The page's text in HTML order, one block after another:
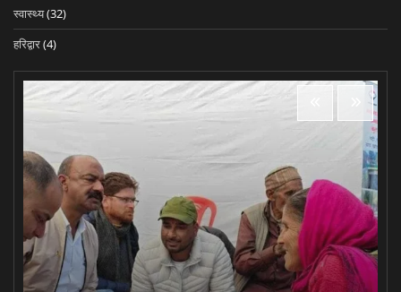
स्वास्थ्य(32)
हरिद्वार(4)